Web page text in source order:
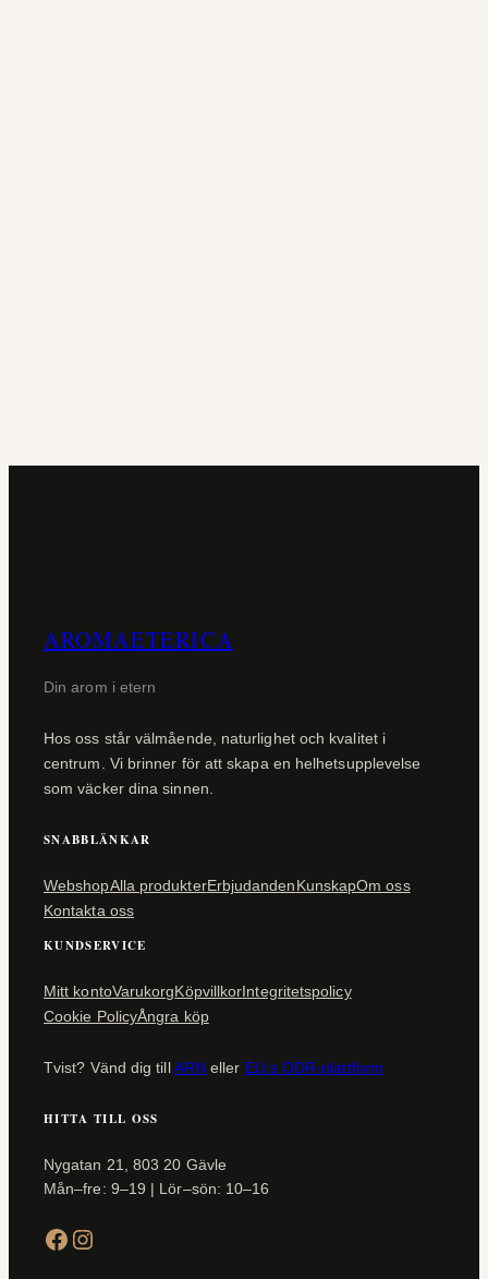
AROMAETERICA
Din arom i etern
Hos oss står välmående, naturlighet och kvalitet i
centrum. Vi brinner för att skapa en helhetsupplevelse
som väcker dina sinnen.
SNABBLÄNKAR
WebshopAlla produkterErbjudandenKunskapOm oss
Kontakta oss
KUNDSERVICE
Mitt kontoVarukorgKöpvillkorIntegritetspolicy
Cookie PolicyÅngra köp
Tvist? Vänd dig tillARN eller EU:s ODR-plattform
HITTA TILL OSS
Nygatan 21, 803 20 Gävle
Mån–fre: 9–19 | Lör–sön: 10–16
Facebook Instagram